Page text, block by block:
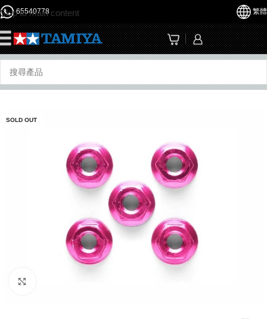
Skip to main content
65540778 繁體
SOLD OUT